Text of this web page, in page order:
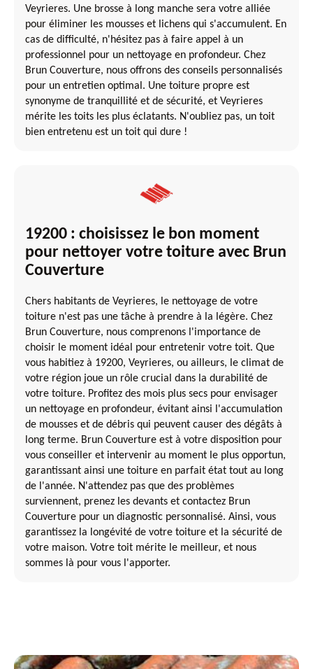
Veyrieres. Une brosse à long manche sera votre alliée
pour éliminer les mousses et lichens qui s'accumulent. En
cas de difficulté, n'hésitez pas à faire appel à un
professionnel pour un nettoyage en profondeur. Chez
Brun Couverture, nous offrons des conseils personnalisés
pour un entretien optimal. Une toiture propre est
synonyme de tranquillité et de sécurité, et Veyrieres
mérite les toits les plus éclatants. N'oubliez pas, un toit
bien entretenu est un toit qui dure !
19200 : choisissez le bon moment
pour nettoyer votre toiture avec Brun
Couverture
Chers habitants de Veyrieres, le nettoyage de votre
toiture n'est pas une tâche à prendre à la légère. Chez
Brun Couverture, nous comprenons l'importance de
choisir le moment idéal pour entretenir votre toit. Que
vous habitiez à 19200, Veyrieres, ou ailleurs, le climat de
votre région joue un rôle crucial dans la durabilité de
votre toiture. Profitez des mois plus secs pour envisager
un nettoyage en profondeur, évitant ainsi l'accumulation
de mousses et de débris qui peuvent causer des dégâts à
long terme. Brun Couverture est à votre disposition pour
vous conseiller et intervenir au moment le plus opportun,
garantissant ainsi une toiture en parfait état tout au long
de l'année. N'attendez pas que des problèmes
surviennent, prenez les devants et contactez Brun
Couverture pour un diagnostic personnalisé. Ainsi, vous
garantissez la longévité de votre toiture et la sécurité de
votre maison. Votre toit mérite le meilleur, et nous
sommes là pour vous l'apporter.